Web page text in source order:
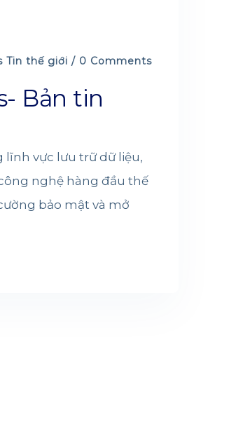
Tin thế giới / 0 Comments
Bản tin
vực lưu trữ dữ liệu,
nghệ hàng đầu thế
bảo mật và mở